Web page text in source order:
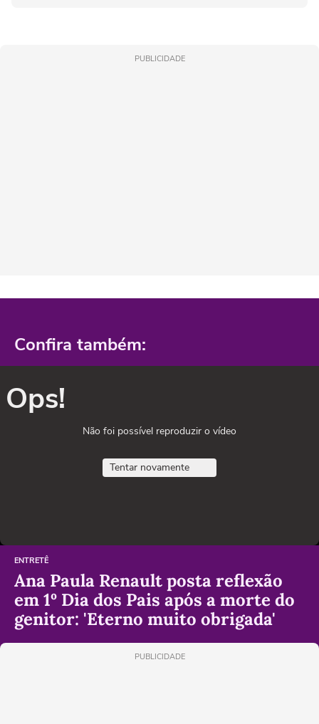
PUBLICIDADE
Confira também:
Ops!
Não foi possível reproduzir o vídeo
Tentar novamente
ENTRETÊ
Ana Paula Renault posta reflexão
em 1º Dia dos Pais após a morte do
genitor: 'Eterno muito obrigada'
PUBLICIDADE